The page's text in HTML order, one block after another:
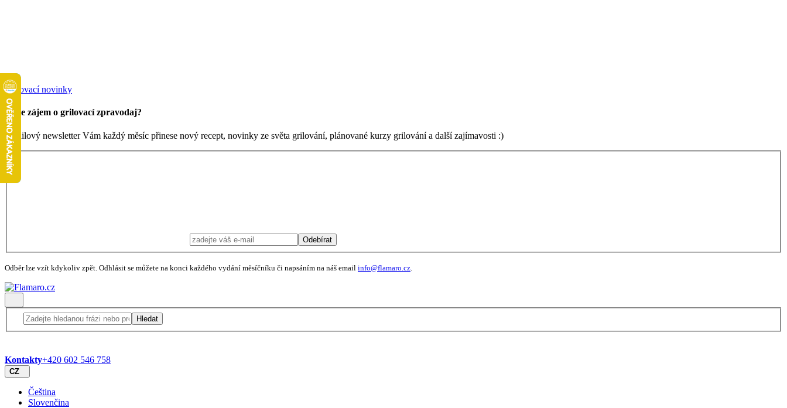
Grilovací novinky
Máte zájem o grilovací zpravodaj?
Emailový newsletter Vám každý měsíc přinese nový recept, novinky ze světa grilování, plánované kurzy grilování a další zajímavosti :)
Odebírat
Odběr lze vzít kdykoliv zpět. Odhlásit se můžete na konci každého vydání měsíčníku či napsáním na náš email info@flamaro.cz.
Hledat
Kontakty+420 602 546 758
CZ
Čeština
Slovenčina